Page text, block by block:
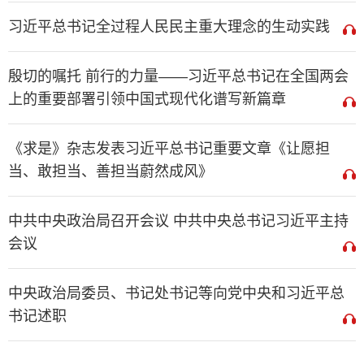
习近平总书记全过程人民民主重大理念的生动实践
殷切的嘱托 前行的力量——习近平总书记在全国两会
上的重要部署引领中国式现代化谱写新篇章
《求是》杂志发表习近平总书记重要文章《让愿担
当、敢担当、善担当蔚然成风》
中共中央政治局召开会议 中共中央总书记习近平主持
会议
中央政治局委员、书记处书记等向党中央和习近平总
书记述职